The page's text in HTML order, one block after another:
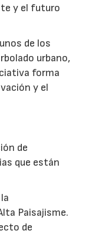
y el futuro
de los
urbano,
forma
y el
de
que están
Paisajisme.
de